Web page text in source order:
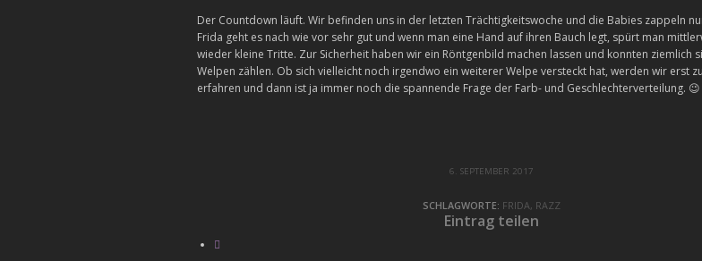
Der Countdown läuft. Wir befinden uns in der letzten Trächtigkeitswoche und die Babies zappeln
Frida geht es nach wie vor sehr gut und wenn man eine Hand auf ihren Bauch legt, spürt man
wieder kleine Tritte. Zur Sicherheit haben wir ein Röntgenbild machen lassen und konnten ziemlich
Welpen zählen. Ob sich vielleicht noch irgendwo ein weiterer Welpe versteckt hat, werden wir erst
erfahren und dann ist ja immer noch die spannende Frage der Farb- und Geschlechterverteilung. 😉
6. SEPTEMBER 2017
SCHLAGWORTE: FRIDA, RAZZ
Eintrag teilen